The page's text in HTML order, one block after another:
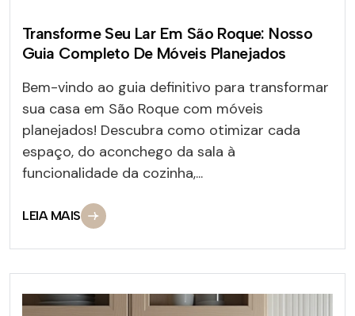
Transforme Seu Lar Em São Roque: Nosso
Guia Completo De Móveis Planejados
Bem-vindo ao guia definitivo para transformar
sua casa em São Roque com móveis
planejados! Descubra como otimizar cada
espaço, do aconchego da sala à
funcionalidade da cozinha,...
LEIA MAIS